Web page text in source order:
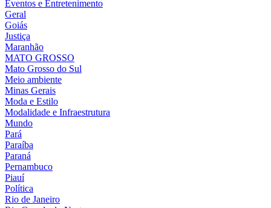
Eventos e Entretenimento
Geral
Goiás
Justiça
Maranhão
MATO GROSSO
Mato Grosso do Sul
Meio ambiente
Minas Gerais
Moda e Estilo
Modalidade e Infraestrutura
Mundo
Pará
Paraíba
Paraná
Pernambuco
Piauí
Política
Rio de Janeiro